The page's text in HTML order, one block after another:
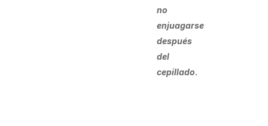
no
enjuagarse
después
del
cepillado.